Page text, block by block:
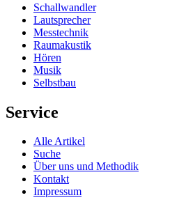
Schallwandler
Lautsprecher
Messtechnik
Raumakustik
Hören
Musik
Selbstbau
Service
Alle Artikel
Suche
Über uns und Methodik
Kontakt
Impressum